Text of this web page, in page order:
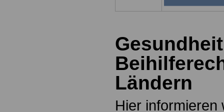
Ländern
Hier informieren